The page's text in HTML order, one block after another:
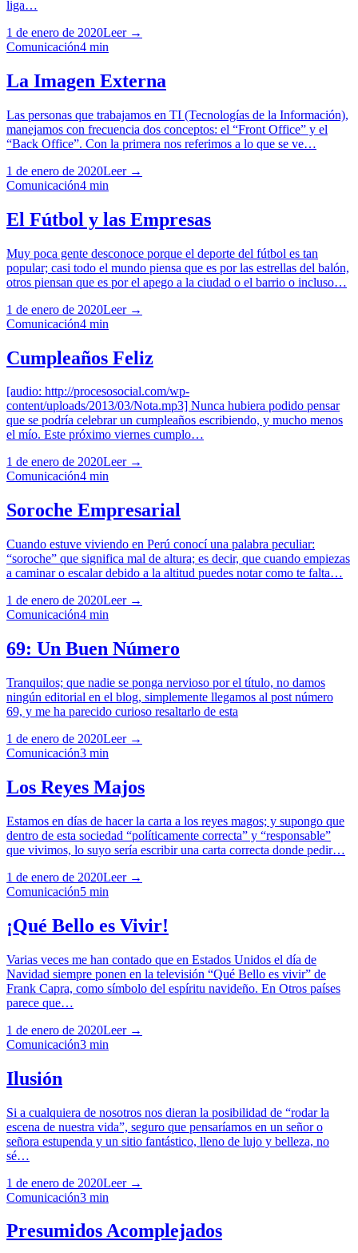
liga…
1 de enero de 2020Leer →
Comunicación4 min
La Imagen Externa
Las personas que trabajamos en TI (Tecnologías de la Información),
manejamos con frecuencia dos conceptos: el “Front Office” y el
“Back Office”. Con la primera nos referimos a lo que se ve…
1 de enero de 2020Leer →
Comunicación4 min
El Fútbol y las Empresas
Muy poca gente desconoce porque el deporte del fútbol es tan
popular; casi todo el mundo piensa que es por las estrellas del balón,
otros piensan que es por el apego a la ciudad o el barrio o incluso…
1 de enero de 2020Leer →
Comunicación4 min
Cumpleaños Feliz
[audio: http://procesosocial.com/wp-
content/uploads/2013/03/Nota.mp3] Nunca hubiera podido pensar
que se podría celebrar un cumpleaños escribiendo, y mucho menos
el mío. Este próximo viernes cumplo…
1 de enero de 2020Leer →
Comunicación4 min
Soroche Empresarial
Cuando estuve viviendo en Perú conocí una palabra peculiar:
“soroche” que significa mal de altura; es decir, que cuando empiezas
a caminar o escalar debido a la altitud puedes notar como te falta…
1 de enero de 2020Leer →
Comunicación4 min
69: Un Buen Número
Tranquilos; que nadie se ponga nervioso por el título, no damos
ningún editorial en el blog, simplemente llegamos al post número
69, y me ha parecido curioso resaltarlo de esta
1 de enero de 2020Leer →
Comunicación3 min
Los Reyes Majos
Estamos en días de hacer la carta a los reyes magos; y supongo que
dentro de esta sociedad “políticamente correcta” y “responsable”
que vivimos, lo suyo sería escribir una carta correcta donde pedir…
1 de enero de 2020Leer →
Comunicación5 min
¡Qué Bello es Vivir!
Varias veces me han contado que en Estados Unidos el día de
Navidad siempre ponen en la televisión “Qué Bello es vivir” de
Frank Capra, como símbolo del espíritu navideño. En Otros países
parece que…
1 de enero de 2020Leer →
Comunicación3 min
Ilusión
Si a cualquiera de nosotros nos dieran la posibilidad de “rodar la
escena de nuestra vida”, seguro que pensaríamos en un señor o
señora estupenda y un sitio fantástico, lleno de lujo y belleza, no
sé…
1 de enero de 2020Leer →
Comunicación3 min
Presumidos Acomplejados